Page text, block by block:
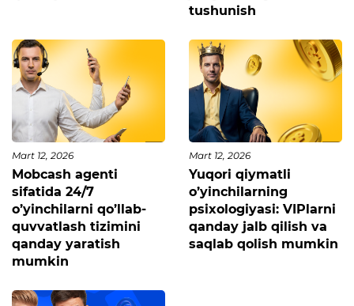
tushunish
Mart 12, 2026
Mobcash agenti
sifatida 24/7
o’yinchilarni qo’llab-
quvvatlash tizimini
qanday yaratish
mumkin
Mart 12, 2026
Yuqori qiymatli
o’yinchilarning
psixologiyasi: VIPlarni
qanday jalb qilish va
saqlab qolish mumkin